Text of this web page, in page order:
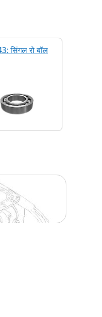
सिंगल रो बॉल